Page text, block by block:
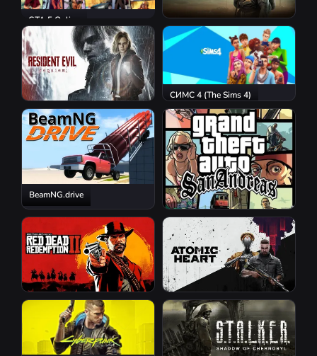
GTA 5 Online
S.T.A.L.K.E.R. 2: Heart of
Chornobyl
Resident Evil Requiem
СИМС 4 (The Sims 4)
BeamNG.drive
GTA San Andreas
Red Dead Redemption 2 Atomic Heart